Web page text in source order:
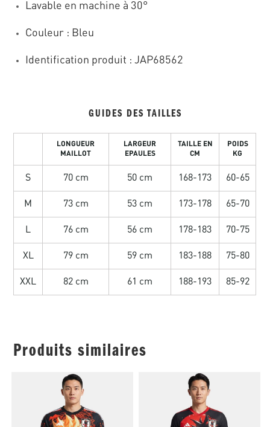
Lavable en machine à 30°
Couleur : Bleu
Identification produit : JAP68562
GUIDES DES TAILLES
LONGUEUR
MAILLOT
LARGEUR
EPAULES
TAILLE EN
CM
POIDS
KG
S 70 cm 50 cm 168-173 60-65
M 73 cm 53 cm 173-178 65-70
L 76 cm 56 cm 178-183 70-75
XL 79 cm 59 cm 183-188 75-80
XXL 82 cm 61 cm 188-193 85-92
Produits similaires